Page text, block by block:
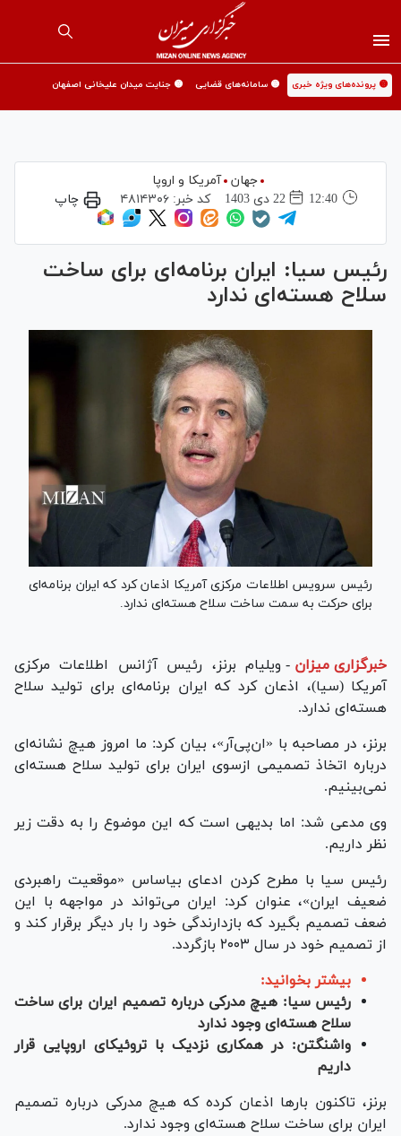
🟡 پرونده‌های ویژه خبری 🟡 سامانه‌های قضایی 🟡 جنایت میدان علیخانی اصفهان
جهان
آمریکا و اروپا
12:40
22 دی 1403 کد خبر: ۴۸۱۴۳۰۶ چاپ
رئیس سیا: ایران برنامه‌ای برای ساخت
سلاح هسته‌ای ندارد
رئیس سرویس اطلاعات مرکزی آمریکا اذعان کرد که ایران برنامه‌ای
برای حرکت به سمت ساخت سلاح هسته‌ای ندارد.
خبرگزاری میزان - ویلیام برنز، رئیس آژانس اطلاعات مرکزی
آمریکا (سیا)، اذعان کرد که ایران برنامه‌ای برای تولید سلاح
هسته‌ای ندارد.
برنز، در مصاحبه با «ان‌پی‌آر»، بیان کرد: ما امروز هیچ نشانه‌ای
درباره اتخاذ تصمیمی ازسوی ایران برای تولید سلاح هسته‌ای
نمی‌بینیم.
وی مدعی شد: اما بدیهی است که این موضوع را به دقت زیر
نظر داریم.
رئیس سیا با مطرح کردن ادعای بی‎اساس «موقعیت راهبردی
ضعیف ایران»، عنوان کرد: ایران می‌تواند در مواجهه با این
ضعف تصمیم بگیرد که بازدارندگی خود را بار دیگر برقرار کند و
از تصمیم خود در سال ۲۰۰۳ بازگردد.
بیشتر بخوانید:
رئیس سیا: هیچ مدرکی درباره تصمیم ایران برای ساخت
سلاح هسته‌ای وجود ندارد
واشنگتن: در همکاری نزدیک با تروئیکای اروپایی قرار
داریم
برنز، تاکنون بار‌ها اذعان کرده که هیچ مدرکی درباره تصمیم
ایران برای ساخت سلاح هسته‌ای وجود ندارد.